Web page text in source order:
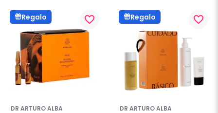
Regalo favorite_border
DR ARTURO ALBA
Regalo favorite_border
DR ARTURO ALBA